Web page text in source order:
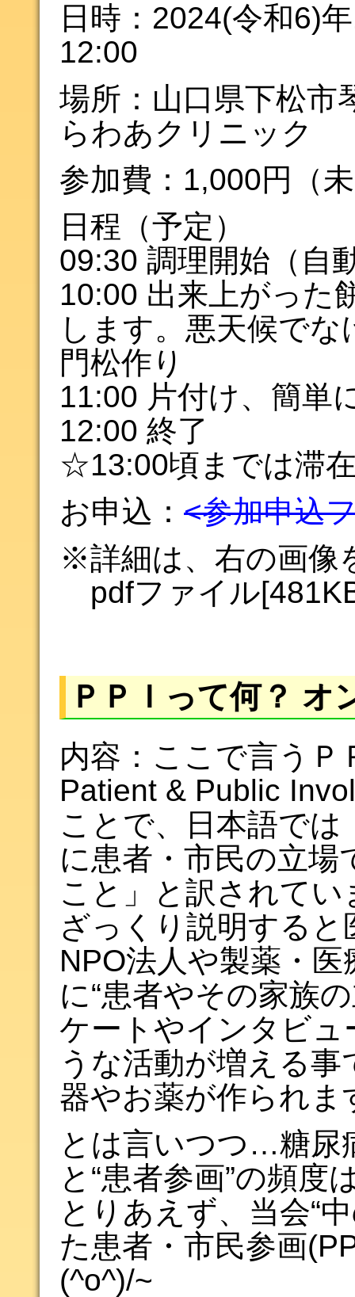
日時：2024(令和6)
12:00
場所：山口県下松
らわあクリニック
参加費：1,000円（
日程（予定）
09:30 調理開始（自
10:00 出来上がった
します。悪天候で
門松作り
11:00 片付け、簡単
12:00 終了
☆13:00頃までは滞
お申込： <参加申込
※詳細は、右の画像
pdfファイル
ＰＰＩって何？ オ
内容：ここで言うＰ
Patient & Public
ことで、日本語では
に患者・市民の立場
こと」と訳されてい
ざっくり説明すると
NPO法人や製薬・医
に“患者やその家族
ケートやインタビ
うな活動が増える
器やお薬が作られま
とは言いつつ…糖尿
と“患者参画”の頻度
とりあえず、当会“
た患者・市民参画
(^o^)/~